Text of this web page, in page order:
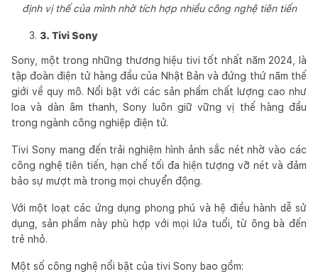
định vị thế của mình nhờ tích hợp nhiều công nghệ tiên tiến
3. Tivi Sony
Sony, một trong những thương hiệu tivi tốt nhất năm 2024, là
tập đoàn điện tử hàng đầu của Nhật Bản và đứng thứ năm thế
giới về quy mô. Nổi bật với các sản phẩm chất lượng cao như
loa và dàn âm thanh, Sony luôn giữ vững vị thế hàng đầu
trong ngành công nghiệp điện tử.
Tivi Sony mang đến trải nghiệm hình ảnh sắc nét nhờ vào các
công nghệ tiên tiến, hạn chế tối đa hiện tượng vỡ nét và đảm
bảo sự mượt mà trong mọi chuyển động.
Với một loạt các ứng dụng phong phú và hệ điều hành dễ sử
dụng, sản phẩm này phù hợp với mọi lứa tuổi, từ ông bà đến
trẻ nhỏ.
Một số công nghệ nổi bật của tivi Sony bao gồm: